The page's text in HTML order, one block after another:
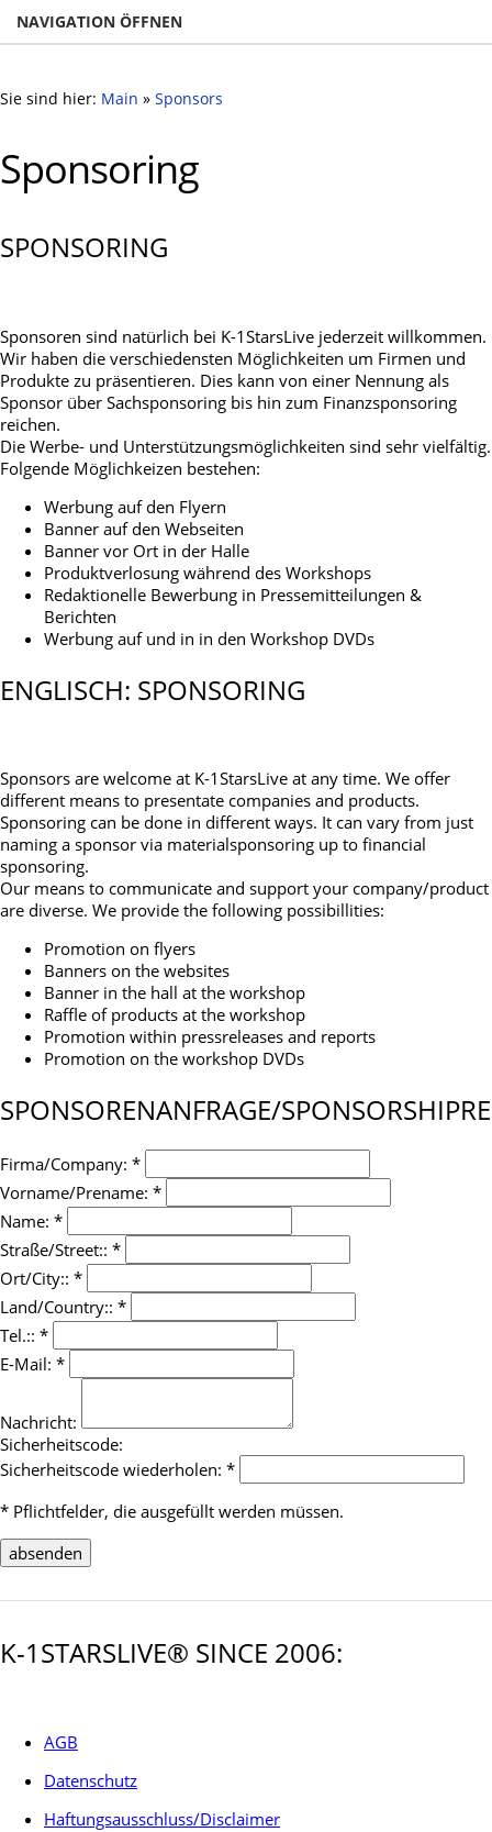
NAVIGATION ÖFFNEN
Sie sind hier: Main » Sponsors
Sponsoring
SPONSORING
Sponsoren sind natürlich bei K-1StarsLive jederzeit willkommen.
Wir haben die verschiedensten Möglichkeiten um Firmen und
Produkte zu präsentieren. Dies kann von einer Nennung als
Sponsor über Sachsponsoring bis hin zum Finanzsponsoring
reichen.
Die Werbe- und Unterstützungsmöglichkeiten sind sehr vielfältig.
Folgende Möglichkeizen bestehen:
Werbung auf den Flyern
Banner auf den Webseiten
Banner vor Ort in der Halle
Produktverlosung während des Workshops
Redaktionelle Bewerbung in Pressemitteilungen &
Berichten
Werbung auf und in in den Workshop DVDs
ENGLISCH: SPONSORING
Sponsors are welcome at K-1StarsLive at any time. We offer
different means to presentate companies and products.
Sponsoring can be done in different ways. It can vary from just
naming a sponsor via materialsponsoring up to financial
sponsoring.
Our means to communicate and support your company/product
are diverse. We provide the following possibillities:
Promotion on flyers
Banners on the websites
Banner in the hall at the workshop
Raffle of products at the workshop
Promotion within pressreleases and reports
Promotion on the workshop DVDs
SPONSORENANFRAGE/
Firma/Company: *
Vorname/Prename: *
Name: *
Straße/Street:: *
Ort/City:: *
Land/Country:: *
Tel.:: *
E-Mail: *
Nachricht:
Sicherheitscode:
Sicherheitscode wiederholen: *
* Pflichtfelder, die ausgefüllt werden müssen.
K-1STARSLIVE® SINCE 2006:
AGB
Datenschutz
Haftungsausschluss/Disclaimer